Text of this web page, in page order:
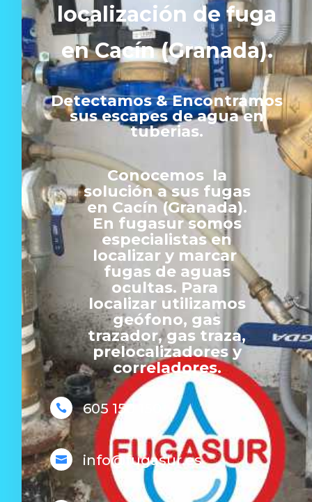
localización de fuga
en Cacín (Granada).
Detectamos & Encontramos
sus escapes de agua en
tuberias.
Conocemos la
solución a sus fugas
en Cacín (Granada).
En fugasur somos
especialistas en
localizar y marcar
fugas de aguas
ocultas. Para
localizar utilizamos
geófono, gas
trazador, gas traza,
prelocalizadores y
correladores.
 605 150 150
 info@fugasur.es